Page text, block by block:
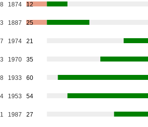
1874 12
1887 25
1974 21
1970 35
1933 60
1953 54
1987 27